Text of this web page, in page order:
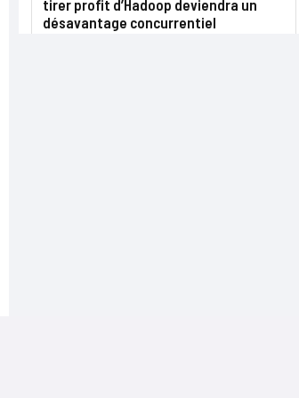
tirer profit d’Hadoop deviendra un
désavantage concurrentiel